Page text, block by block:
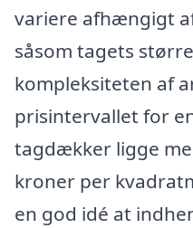
variere afhængigt
såsom tagets
kompleksiteten af
prisintervallet for
tagdækker ligge
kroner per
en god idé at